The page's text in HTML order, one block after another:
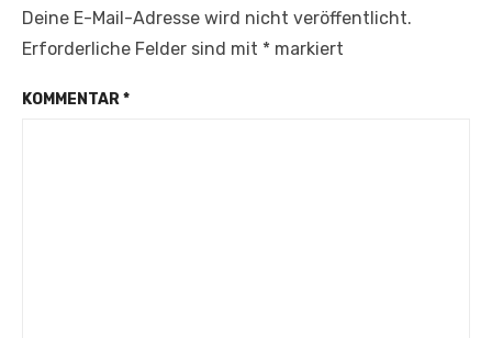
Deine E-Mail-Adresse wird nicht veröffentlicht.
Erforderliche Felder sind mit * markiert
KOMMENTAR*